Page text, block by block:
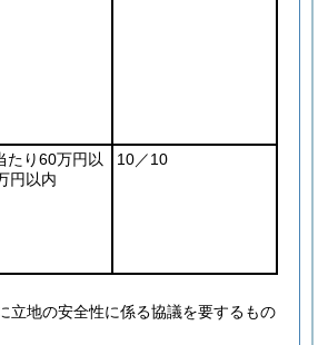
たり60万円以
円以内
10／10
立地の安全性に係る協議を要するもの